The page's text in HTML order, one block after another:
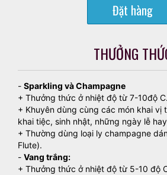
Đặt hàng
THƯỞNG
- Sparkling và Champagne
+ Thưởng thức ở nhiệt độ từ 7-10độ C.
+ Khuyên dùng cùng các món khai vị
khai tiệc, sinh nhật, những ngày lễ
+ Thường dùng loại ly champagne
Flute).
- Vang trắng:
+ Thưởng thức ở nhiệt độ từ 5-10 độ